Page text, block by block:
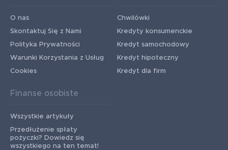
O nas
Skontaktuj Się z Nami
Polityka Prywatności
Warunki Korzystania z Usług
Cookies
Chwilówki
Kredyty konsumenckie
Kredyt samochodowy
Kredyt hipoteczny
Kredyt dla firm
Finanse osobiste
Wszystkie artykuły
Przedłużenie spłaty
pożyczki? Dowiedz się
wszystkiego na ten temat!